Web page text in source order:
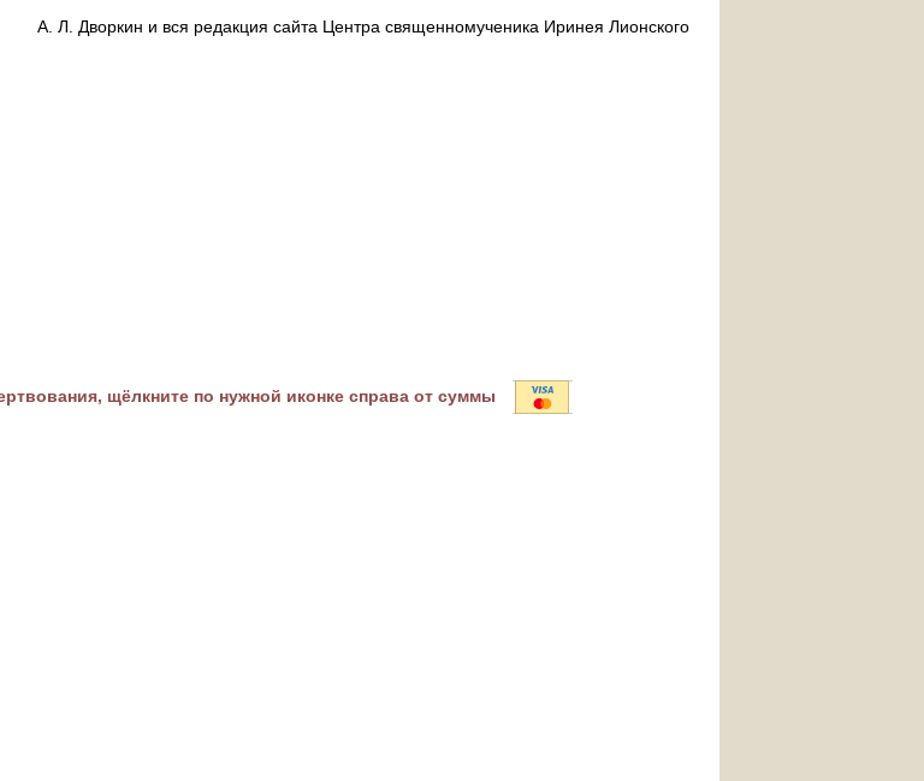
А. Л. Дворкин и вся редакция сайта Центра священномученика Иринея Лионского
щёлкните по нужной иконке справа от суммы